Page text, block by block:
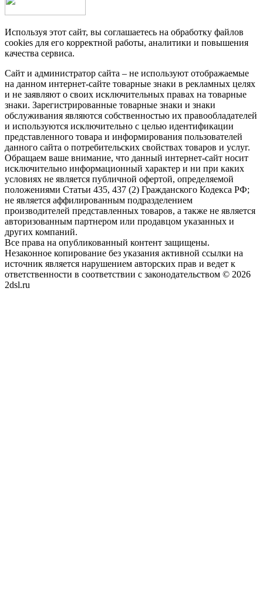
Используя этот сайт, вы соглашаетесь на обработку файлов
cookies для его корректной работы, аналитики и повышения
качества сервиса.
Сайт и администратор сайта – не используют отображаемые
на данном интернет-сайте товарные знаки в рекламных целях
и не заявляют о своих исключительных правах на товарные
знаки. Зарегистрированные товарные знаки и знаки
обслуживания являются собственностью их правообладателей
и используются исключительно с целью идентификации
представленного товара и информирования пользователей
данного сайта о потребительских свойствах товаров и услуг.
Обращаем ваше внимание, что данный интернет-сайт носит
исключительно информационный характер и ни при каких
условиях не является публичной офертой, определяемой
положениями Статьи 435, 437 (2) Гражданского Кодекса РФ;
не является аффилированным подразделением
производителей представленных товаров, а также не является
авторизованным партнером или продавцом указанных и
других компаний.
Все права на опубликованный контент защищены.
Незаконное копирование без указания активной ссылки на
источник является нарушением авторских прав и ведет к
ответственности в соответствии с законодательством © 2026
2dsl.ru